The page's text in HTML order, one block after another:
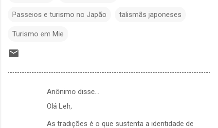
Passeios e turismo no Japão talismãs japoneses
Turismo em Mie
Anônimo disse…
Olá Leh,
As tradições é o que sustenta a identidade de